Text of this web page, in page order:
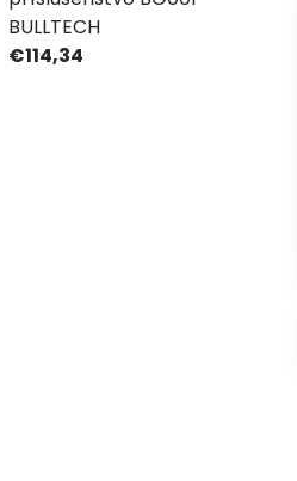
BULLTECH
€114,34